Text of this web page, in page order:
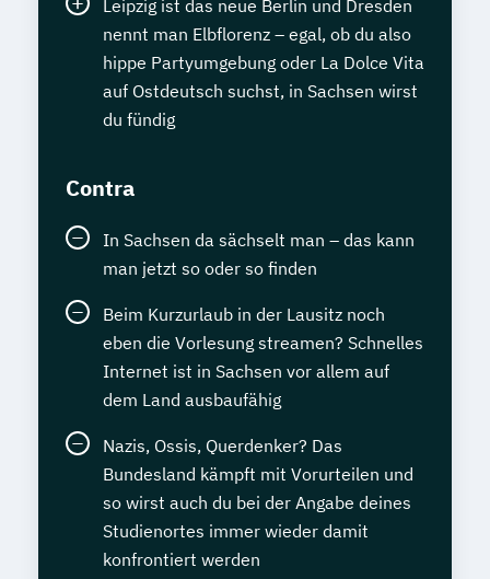
Leipzig ist das neue Berlin und Dresden
nennt man Elbflorenz – egal, ob du also
hippe Partyumgebung oder La Dolce Vita
auf Ostdeutsch suchst, in Sachsen wirst
du fündig
Contra
In Sachsen da sächselt man – das kann
man jetzt so oder so finden
Beim Kurzurlaub in der Lausitz noch
eben die Vorlesung streamen? Schnelles
Internet ist in Sachsen vor allem auf
dem Land ausbaufähig
Nazis, Ossis, Querdenker? Das
Bundesland kämpft mit Vorurteilen und
so wirst auch du bei der Angabe deines
Studienortes immer wieder damit
konfrontiert werden